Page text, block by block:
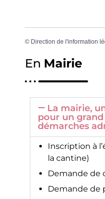
© Direction de l'information
En Mairie
La mairie,
pour un
démarches
Inscription à
la cantine)
Demande de
Demande de